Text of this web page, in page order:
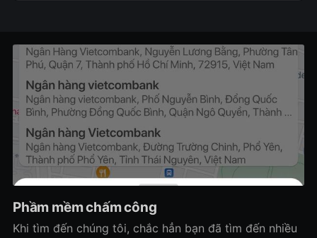
Phầm mềm chấm công
Khi tìm đến chúng tôi, chắc hẳn bạn đã tìm đến nhiều